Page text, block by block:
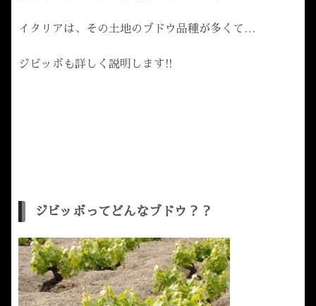
イタリアは、その土地のブドウ品種が多くて…
ジビッボも詳しく説明します!!
ジビッボってどんなブドウ？？